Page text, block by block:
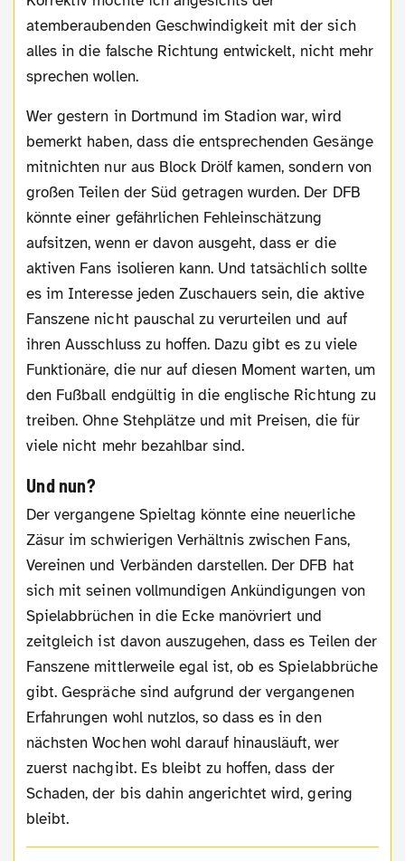
atemberaubenden Geschwindigkeit mit der sich
alles in die falsche Richtung entwickelt, nicht mehr
sprechen wollen.
Wer gestern in Dortmund im Stadion war, wird
bemerkt haben, dass die entsprechenden Gesänge
mitnichten nur aus Block Drölf kamen, sondern von
großen Teilen der Süd getragen wurden. Der DFB
könnte einer gefährlichen Fehleinschätzung
aufsitzen, wenn er davon ausgeht, dass er die
aktiven Fans isolieren kann. Und tatsächlich sollte
es im Interesse jeden Zuschauers sein, die aktive
Fanszene nicht pauschal zu verurteilen und auf
ihren Ausschluss zu hoffen. Dazu gibt es zu viele
Funktionäre, die nur auf diesen Moment warten, um
den Fußball endgültig in die englische Richtung zu
treiben. Ohne Stehplätze und mit Preisen, die für
viele nicht mehr bezahlbar sind.
Und nun?
Der vergangene Spieltag könnte eine neuerliche
Zäsur im schwierigen Verhältnis zwischen Fans,
Vereinen und Verbänden darstellen. Der DFB hat
sich mit seinen vollmundigen Ankündigungen von
Spielabbrüchen in die Ecke manövriert und
zeitgleich ist davon auszugehen, dass es Teilen der
Fanszene mittlerweile egal ist, ob es Spielabbrüche
gibt. Gespräche sind aufgrund der vergangenen
Erfahrungen wohl nutzlos, so dass es in den
nächsten Wochen wohl darauf hinausläuft, wer
zuerst nachgibt. Es bleibt zu hoffen, dass der
Schaden, der bis dahin angerichtet wird, gering
bleibt.